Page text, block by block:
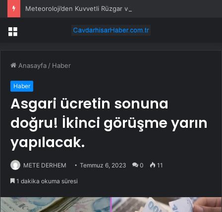
Meteoroloji’den Kuvvetli Rüzgar ve Sağanak Uyarısı
Menü
Anasayfa / Haber
Haber
Asgari ücretin sonuna
doğru! İkinci görüşme yarın
yapılacak.
METE DERHEM Temmuz 6, 2023 0 11
1 dakika okuma süresi